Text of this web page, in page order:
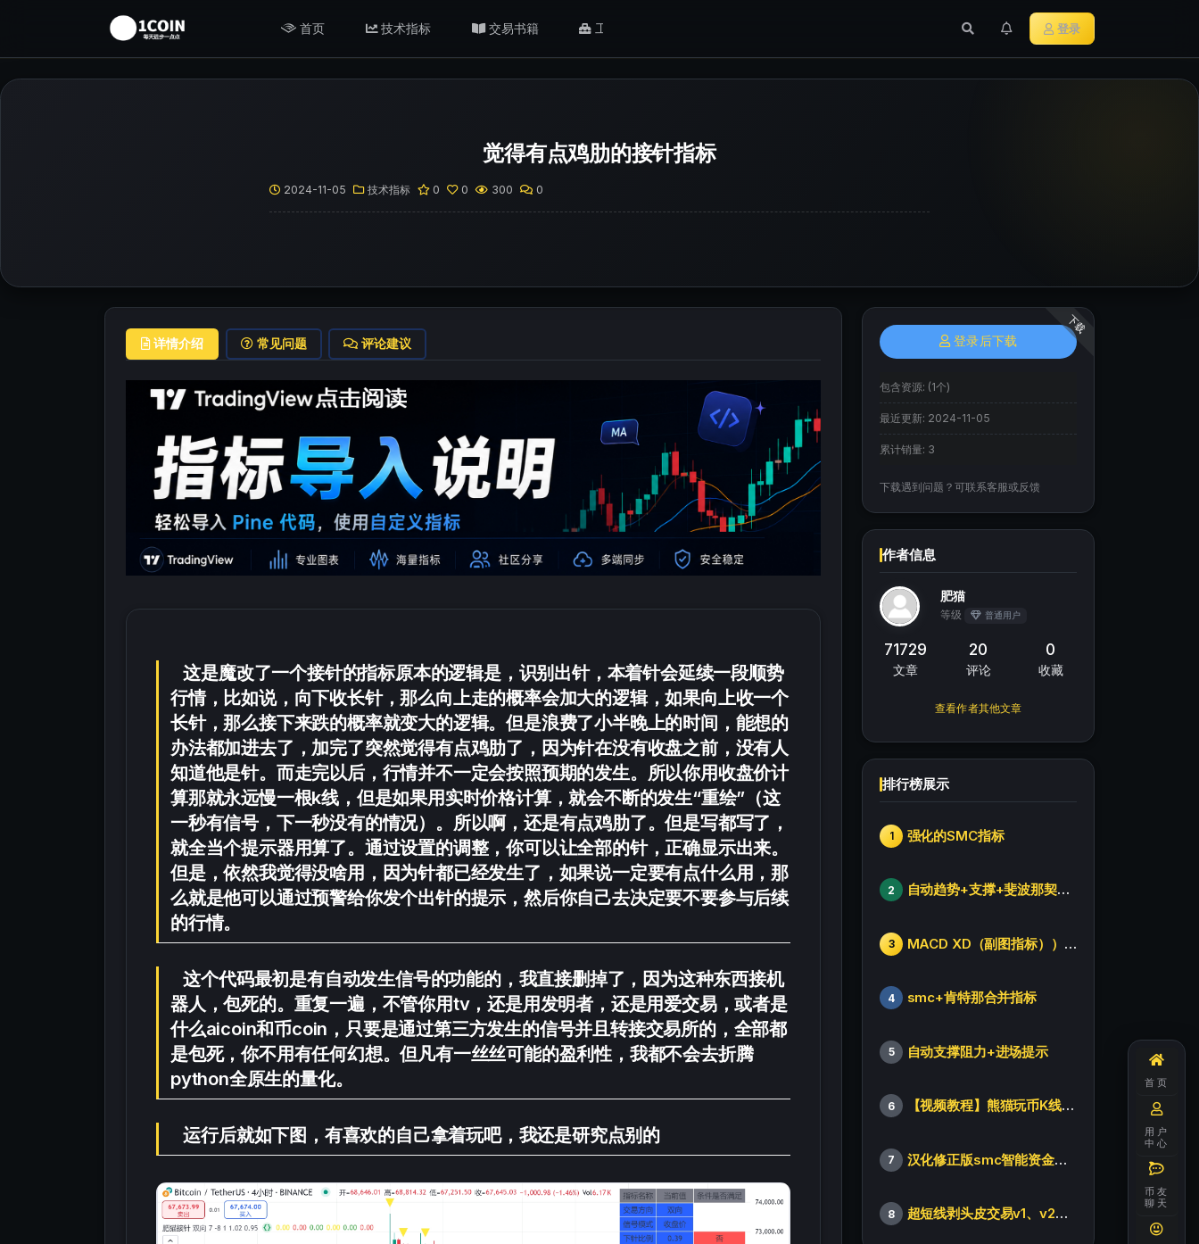
首页 技术指标 交易书籍 工具/返佣 登录
觉得有点鸡肋的接针指标
2024-11-05 技术指标 0 0 300 0
详情介绍 常见问题 评论建议
这是魔改了一个接针的指标原本的逻辑是，识别出针，本着针会延续一段顺势
行情，比如说，向下收长针，那么向上走的概率会加大的逻辑，如果向上收一个
长针，那么接下来跌的概率就变大的逻辑。但是浪费了小半晚上的时间，能想的
办法都加进去了，加完了突然觉得有点鸡肋了，因为针在没有收盘之前，没有人
知道他是针。而走完以后，行情并不一定会按照预期的发生。所以你用收盘价计
算那就永远慢一根k线，但是如果用实时价格计算，就会不断的发生“重绘”（这
一秒有信号，下一秒没有的情况）。所以啊，还是有点鸡肋了。但是写都写了，
就全当个提示器用算了。通过设置的调整，你可以让全部的针，正确显示出来。
但是，依然我觉得没啥用，因为针都已经发生了，如果说一定要有点什么用，那
么就是他可以通过预警给你发个出针的提示，然后你自己去决定要不要参与后续
的行情。
这个代码最初是有自动发生信号的功能的，我直接删掉了，因为这种东西接机
器人，包死的。重复一遍，不管你用tv，还是用发明者，还是用爱交易，或者是
什么aicoin和币coin，只要是通过第三方发生的信号并且转接交易所的，全部都
是包死，你不用有任何幻想。但凡有一丝丝可能的盈利性，我都不会去折腾
python全原生的量化。
运行后就如下图，有喜欢的自己拿着玩吧，我还是研究点别的
下载
登录后下载
包含资源: (1个)
最近更新: 2024-11-05
累计销量: 3
下载遇到问题？可联系客服或反馈
作者信息
肥猫
等级 普通用户
71729
文章
20
评论
0
收藏
查看作者其他文章
排行榜展示
1 强化的SMC指标
2 自动趋势+支撑+斐波那契+箱体
3 MACD XD（副图指标））修改版
4 smc+肯特那合并指标
5 自动支撑阻力+进场提示
6 【视频教程】熊猫玩币K线后的秘密（全集）
7 汉化修正版smc智能资金订单指标
8 超短线剥头皮交易v1、v2版本
首页
用户
中心
币友
聊天